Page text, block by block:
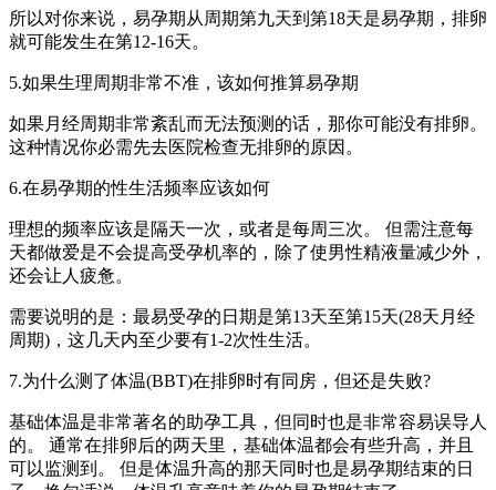
所以对你来说，易孕期从周期第九天到第18天是易孕期，排卵
就可能发生在第12-16天。
5.如果生理周期非常不准，该如何推算易孕期
如果月经周期非常紊乱而无法预测的话，那你可能没有排卵。
这种情况你必需先去医院检查无排卵的原因。
6.在易孕期的性生活频率应该如何
理想的频率应该是隔天一次，或者是每周三次。 但需注意每
天都做爱是不会提高受孕机率的，除了使男性精液量减少外，
还会让人疲惫。
需要说明的是：最易受孕的日期是第13天至第15天(28天月经
周期)，这几天内至少要有1-2次性生活。
7.为什么测了体温(BBT)在排卵时有同房，但还是失败?
基础体温是非常著名的助孕工具，但同时也是非常容易误导人
的。 通常在排卵后的两天里，基础体温都会有些升高，并且
可以监测到。 但是体温升高的那天同时也是易孕期结束的日